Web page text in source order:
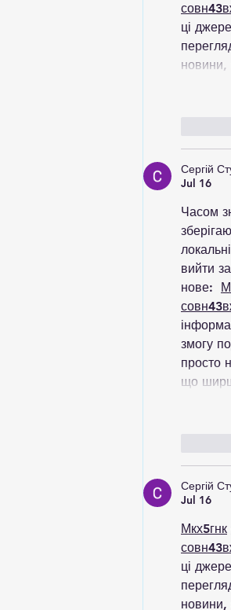
совн43
ці
новини,
Сергій
Jul 16
Часом
вийти
нове:
М
совн43
змогу
просто
що
Сергій
Jul 16
Мкх5гнк
совн43
ці
новини,